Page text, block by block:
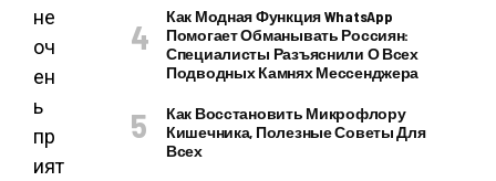
не
оч
ен
ь
пр
ият
Как Модная Функция WhatsApp
Помогает Обманывать Россиян:
Специалисты Разъяснили О Всех
Подводных Камнях Мессенджера
Как Восстановить Микрофлору
Кишечника, Полезные Советы Для
Всех